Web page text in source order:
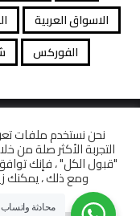
الاسواق العربية
الفوركس
جميع الحقوق
افصاح المخاطرة
نحن نستخدم ملفات
التجربة الأكثر صلة من
"قبول الكل" ، فإنك
ومع ذلك ، يمكنك
محادثة واتساب